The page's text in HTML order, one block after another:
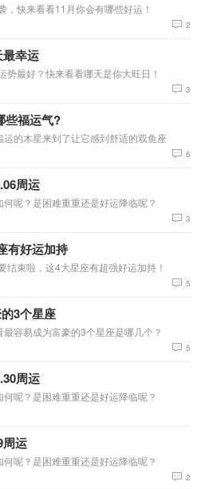
，快来看看11月你会有哪些好运！
2
最幸运
势最好？快来看看哪天是你大旺日！
3
些福运气?
的木星来到了让它感到舒适的双鱼座
6
周运
呢？是困难重重还是好运降临呢？
3
有好运加持
结束啦，这4大星座有超强好运加持！
5
3个星座
容易成为富豪的3个星座是哪几个？
5
周运
呢？是困难重重还是好运降临呢？
周运
呢？是困难重重还是好运降临呢？
2